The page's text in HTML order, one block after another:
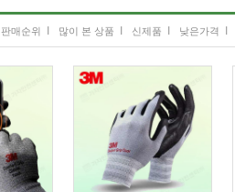
판매순위 많이 본 상품 신제품 낮은가격